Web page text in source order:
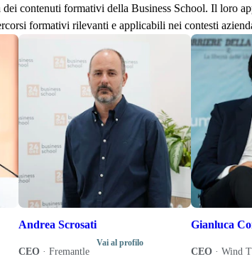
contenuti formativi della Business School. Il loro
formativi rilevanti e applicabili nei contesti
Andrea Scrosati
CEO · Fremantle
Vai al profilo
Gianluca
CEO · Wind